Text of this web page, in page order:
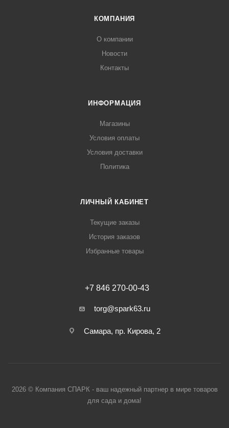
КОМПАНИЯ
О компании
Новости
Контакты
ИНФОРМАЦИЯ
Магазины
Условия оплаты
Условия доставки
Политика
ЛИЧНЫЙ КАБИНЕТ
Текущие заказы
История заказов
Избранные товары
+7 846 270-00-43
torg@spark63.ru
Самара, пр. Кирова, 2
2026 © Компания СПАРК - ваш надежный партнер в мире товаров
для сада и дома!